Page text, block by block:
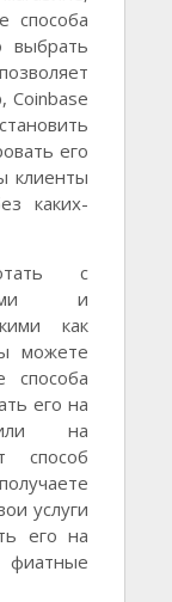
способа
выбрать
Coinbase
его
клиенты
каких-
с
и
как
можете
способа
его на
на
способ
услуги
его на
фиатные